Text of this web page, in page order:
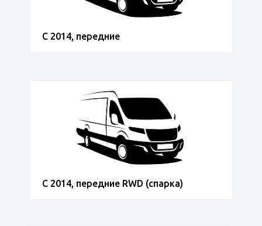
С 2014, передние
С 2014, передние RWD (спарка)